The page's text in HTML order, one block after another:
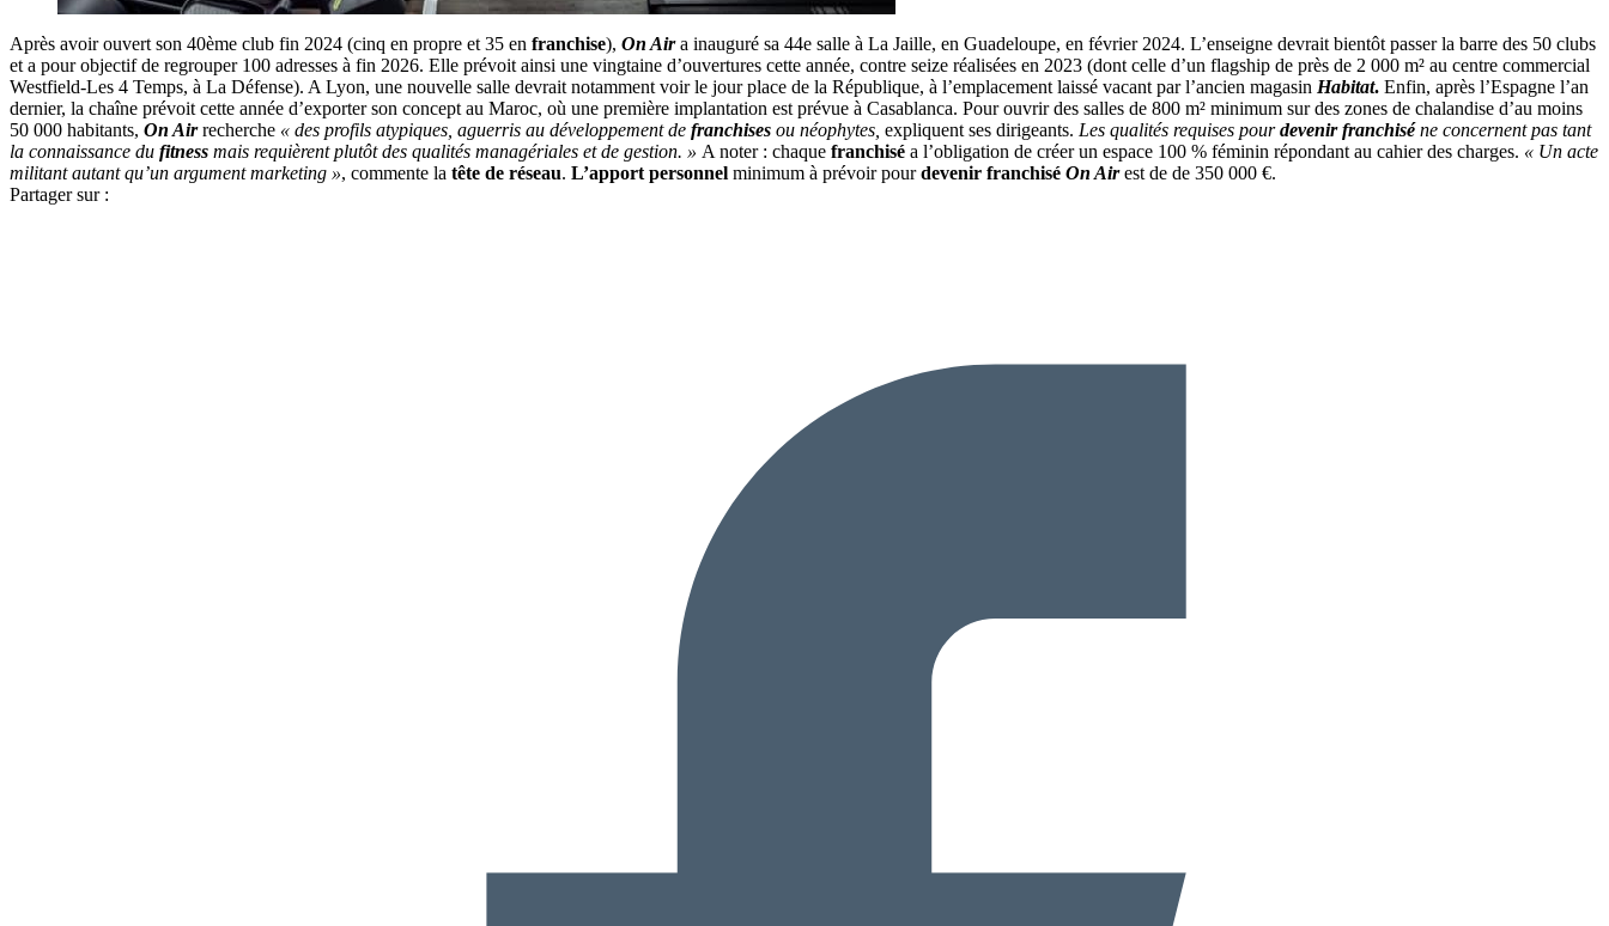
Après avoir ouvert son 40ème club fin 2024 (cinq en propre et 35 en franchise), On Aira inauguré sa 44e salle à La Jaille, en Guadeloupe, en février 2024. L’enseigne devrait bientôt passer la barre des 50 clubs
et a pour objectif de regrouper 100 adresses à fin 2026. Elle prévoit ainsi une vingtaine d’ouvertures cette année, contre seize réalisées en 2023 (dont celle d’un flagship de près de 2 000 m² au centre commercial
Westfield-Les 4 Temps, à La Défense). A Lyon, une nouvelle salle devrait notamment voir le jour place de la République, à l’emplacement laissé vacant par l’ancien magasin Habitat. Enfin, après l’Espagne l’an
dernier, la chaîne prévoit cette année d’exporter son concept au Maroc, où une première implantation est prévue à Casablanca. Pour ouvrir des salles de 800 m² minimum sur des zones de chalandise d’au moins
50 000 habitants, On Airrecherche « des profils atypiques, aguerris au développement de franchises ou néophytes, expliquent ses dirigeants. Les qualités requises pourdevenir franchiséne concernent pas tant
la connaissance du fitness mais requièrent plutôt des qualités managériales et de gestion. » A noter : chaque franchisé a l’obligation de créer un espace 100 % féminin répondant au cahier des charges. « Un acte
militant autant qu’un argument marketing », commente la tête de réseau. L’apport personnel minimum à prévoir pourdevenir franchisé On Airest de de 350 000 €.
Partager sur :